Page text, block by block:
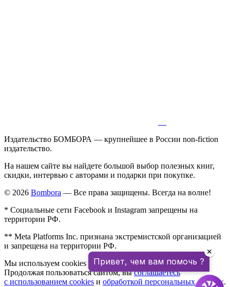
Издательство БОМБОРА — крупнейшее в России non-fiction
издательство.
На нашем сайте вы найдете большой выбор полезных книг,
скидки, интервью с авторами и подарки при покупке.
© 2026 Bombora — Все права защищены. Всегда на волне!
* Социальные сети Facebook и Instagram запрещены на
территории РФ.
** Meta Platforms Inc. признана экстремистской организацией
и запрещена на территории РФ.
Мы используем cookies для улучшения работы сайта.
Продолжая пользоваться сайтом, высоглашаетесь
с использованием cookies и обработкой персональных данных.
Привет, чем вам помочь ?
✕